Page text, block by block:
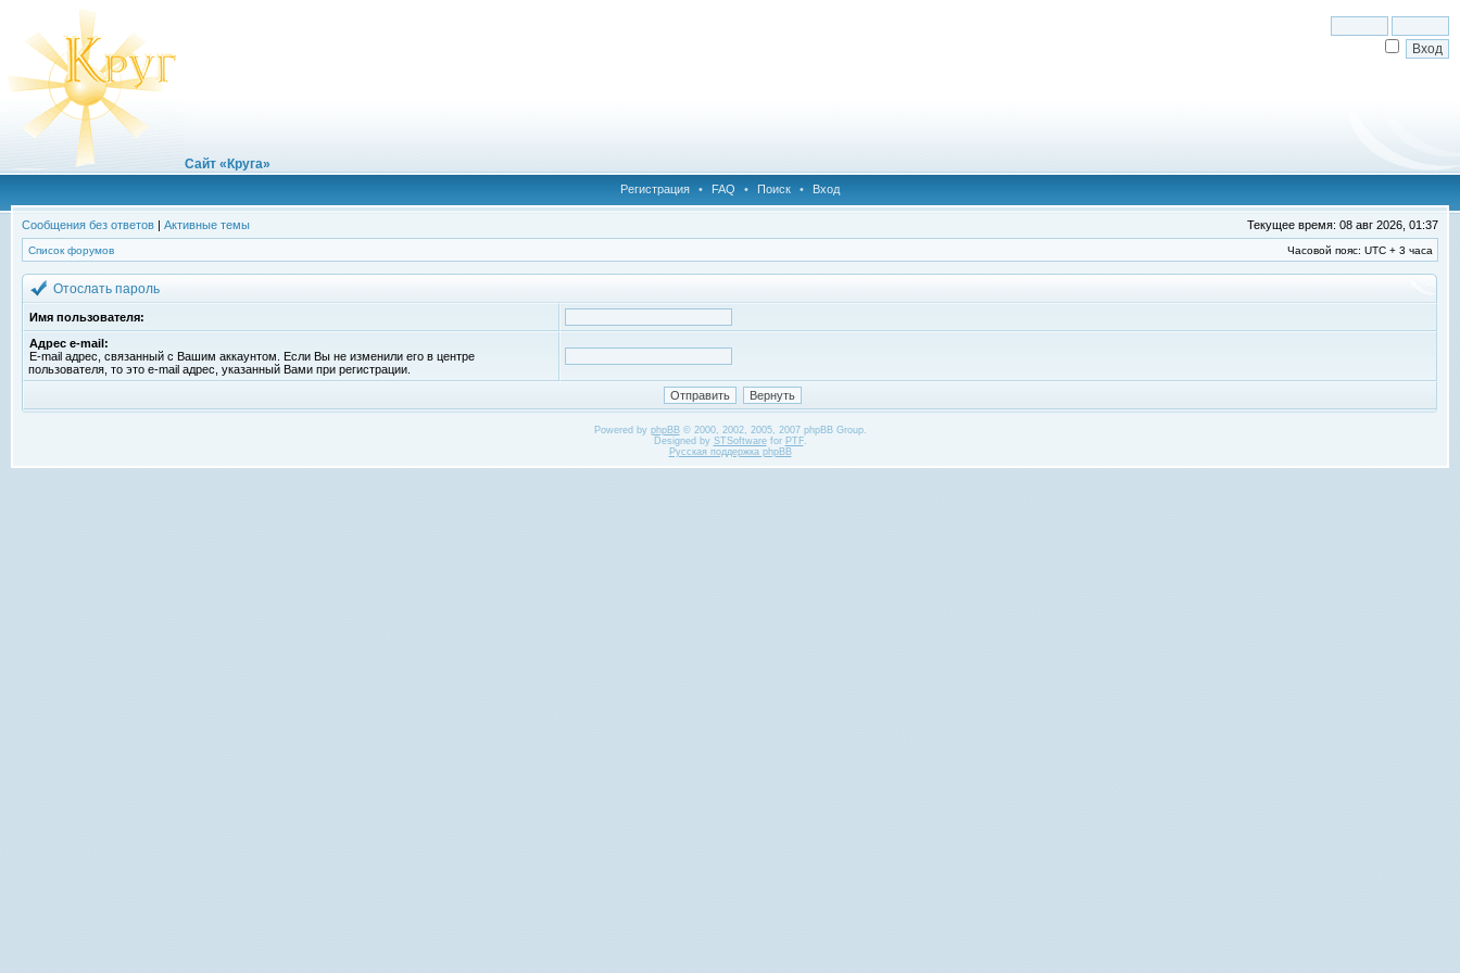
Сайт «Круга»
Регистрация • FAQ • Поиск • Вход
Сообщения без ответов | Активные темы Текущее время: 08 авг 2026, 01:37
Список форумов Часовой пояс: UTC + 3 часа
Отослать пароль
Имя пользователя:
Адрес e-mail:
E-mail адрес, связанный с Вашим аккаунтом. Если Вы не изменили его в центре
пользователя, то это e-mail адрес, указанный Вами при регистрации.
Powered by phpBB© 2000, 2002, 2005, 2007 phpBB Group.
Designed by STSoftwarefor PTF.
Русская поддержка phpBB